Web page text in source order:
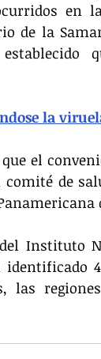
en
de la
la
el
de
Instituto
las